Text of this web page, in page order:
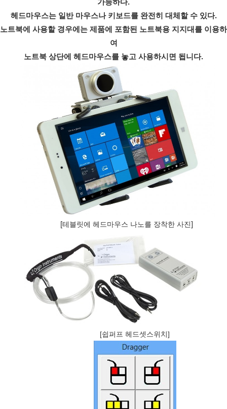
가능하다.
헤드마우스는 일반 마우스나 키보드를 완전히 대체할 수 있다.
노트북에 사용할 경우에는 제품에 포함된 노트북용 지지대를 이용하
여
노트북 상단에 헤드마우스를 놓고 사용하시면 됩니다.
[테블릿에 헤드마우스 나노를 장착한 사진]
[쉽퍼프 헤드셋스위치]